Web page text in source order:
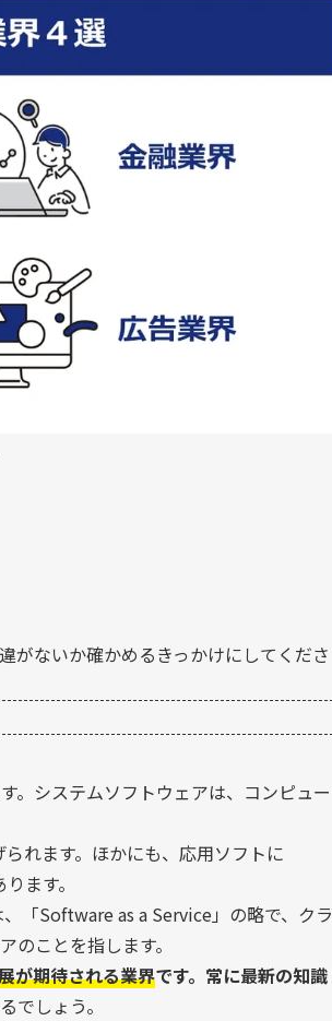
がないか確かめるきっかけにしてくださ
。システムソフトウェアは、コンピュー
れます。ほかにも、応用ソフトに
ます。
「Software as a Service」の略で、クラ
ことを指します。
が期待される業界です。常に最新の知識
でしょう。